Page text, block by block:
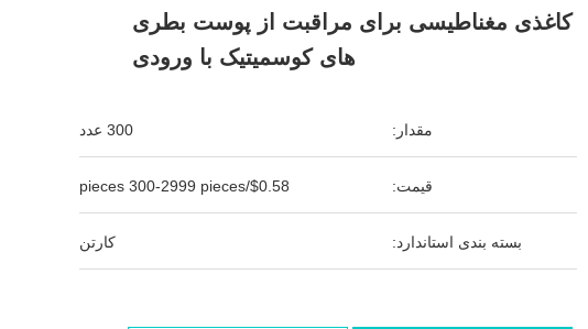
کاغذی مغناطیسی برای مراقبت از پوست بطری
های کوسمیتیک با ورودی
مقدار: 300 عدد
قیمت: $0.58/pieces 300-2999 pieces
بسته بندی استاندارد: کارتن